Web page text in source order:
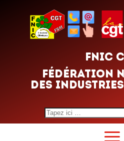
FNIC
FÉDÉRATION
DES
Search
for: